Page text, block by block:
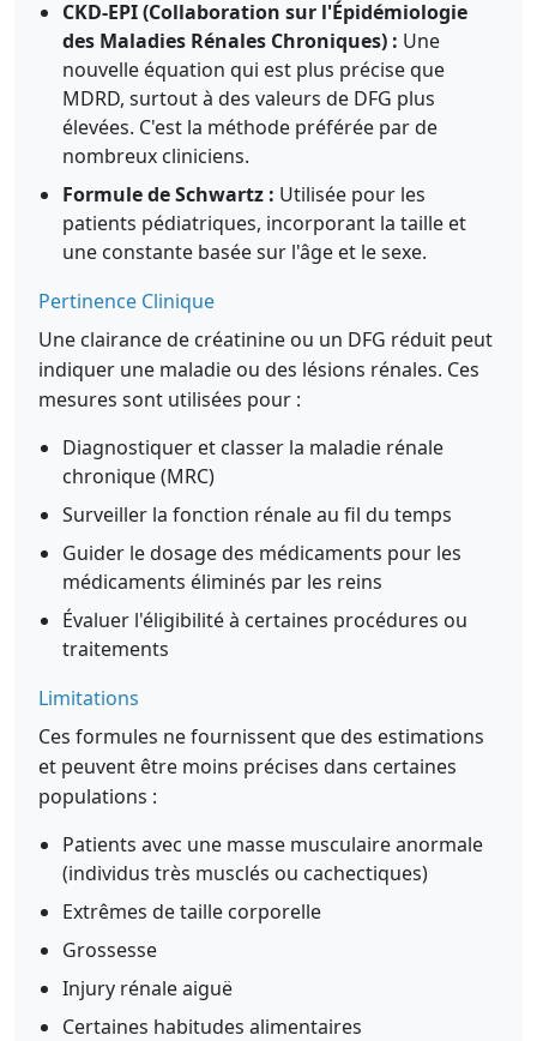
CKD-EPI (Collaboration sur l'Épidémiologie
des Maladies Rénales Chroniques) : Une
nouvelle équation qui est plus précise que
MDRD, surtout à des valeurs de DFG plus
élevées. C'est la méthode préférée par de
nombreux cliniciens.
Formule de Schwartz : Utilisée pour les
patients pédiatriques, incorporant la taille et
une constante basée sur l'âge et le sexe.
Pertinence Clinique
Une clairance de créatinine ou un DFG réduit peut
indiquer une maladie ou des lésions rénales. Ces
mesures sont utilisées pour :
Diagnostiquer et classer la maladie rénale
chronique (MRC)
Surveiller la fonction rénale au fil du temps
Guider le dosage des médicaments pour les
médicaments éliminés par les reins
Évaluer l'éligibilité à certaines procédures ou
traitements
Limitations
Ces formules ne fournissent que des estimations
et peuvent être moins précises dans certaines
populations :
Patients avec une masse musculaire anormale
(individus très musclés ou cachectiques)
Extrêmes de taille corporelle
Grossesse
Injury rénale aiguë
Certaines habitudes alimentaires